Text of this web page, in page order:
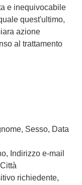
e inequivocabile
quest'ultimo,
azione
al trattamento
Sesso, Data
Indirizzo e-mail
richiedente,